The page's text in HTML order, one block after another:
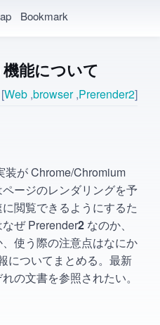
Bookmark
能について
Web browser Prerender2
装が Chrome/Chromium
ージのレンダリングを予
閲覧できるようにするた
ぜ Prerender2 なのか、
使う際の注意点はなにか
についてまとめる。最新
の文書を参照されたい。